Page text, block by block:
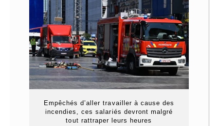
Empêchés d’aller travailler à cause des
incendies, ces salariés devront malgré
tout rattraper leurs heures